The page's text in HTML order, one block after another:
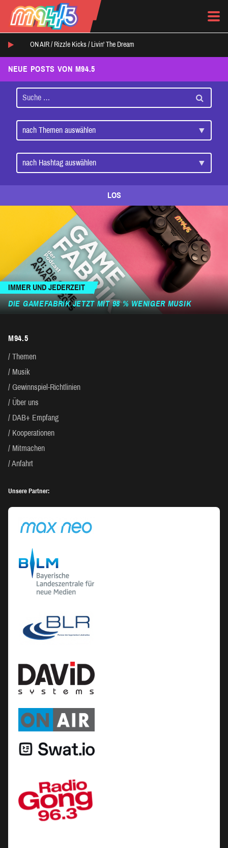
ON AIR / Rizzle Kicks / Livin' The Dream
NEUE POSTS VON M94.5
LOS
IMMER UND JEDERZEIT
DIE GAMEFABRIK JETZT MIT 98 % WENIGER MUSIK
M94.5
Themen
Musik
Gewinnspiel-Richtlinien
Über uns
DAB+ Empfang
Kooperationen
Mitmachen
Anfahrt
Unsere Partner: